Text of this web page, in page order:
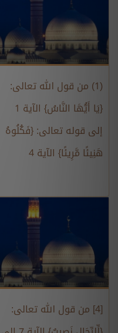
(1) من قول الله تعالى:
{يَا أَيُّهَا النَّاسُ} الآية 1
إلى قوله تعالى: {فَكُلُوهُ
هَنِيئًا مَّرِيئًا} الآية 4
[4] من قول الله تعالى: